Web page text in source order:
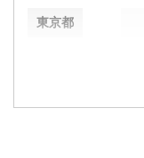
東京都